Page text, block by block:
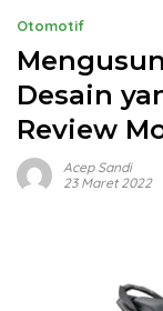
Otomotif
Desain
Review
Acep Sandi
23 Maret 2022